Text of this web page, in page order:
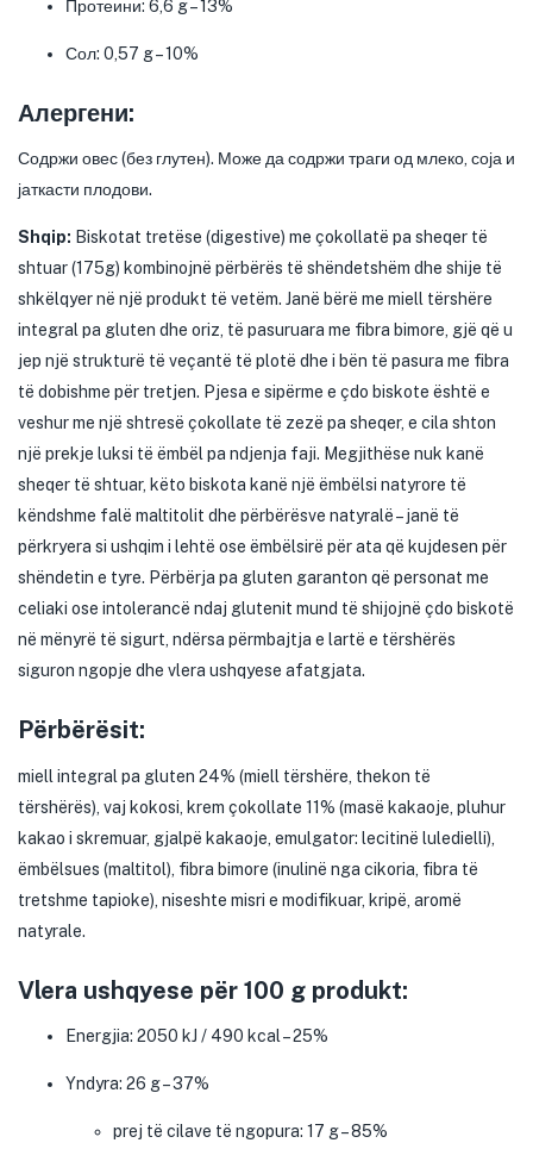
Протеини: 6,6 g – 13%
Сол: 0,57 g – 10%
Алергени:
Содржи овес (без глутен). Може да содржи траги од млеко, соја и
јаткасти плодови.
Shqip: Biskotat tretëse (digestive) me çokollatë pa sheqer të
shtuar (175g) kombinojnë përbërës të shëndetshëm dhe shije të
shkëlqyer në një produkt të vetëm. Janë bërë me miell tërshëre
integral pa gluten dhe oriz, të pasuruara me fibra bimore, gjë që u
jep një strukturë të veçantë të plotë dhe i bën të pasura me fibra
të dobishme për tretjen. Pjesa e sipërme e çdo biskote është e
veshur me një shtresë çokollate të zezë pa sheqer, e cila shton
një prekje luksi të ëmbël pa ndjenja faji. Megjithëse nuk kanë
sheqer të shtuar, këto biskota kanë një ëmbëlsi natyrore të
këndshme falë maltitolit dhe përbërësve natyralë – janë të
përkryera si ushqim i lehtë ose ëmbëlsirë për ata që kujdesen për
shëndetin e tyre. Përbërja pa gluten garanton që personat me
celiaki ose intolerancë ndaj glutenit mund të shijojnë çdo biskotë
në mënyrë të sigurt, ndërsa përmbajtja e lartë e tërshërës
siguron ngopje dhe vlera ushqyese afatgjata.
Përbërësit:
miell integral pa gluten 24% (miell tërshëre, thekon të
tërshërës), vaj kokosi, krem çokollate 11% (masë kakaoje, pluhur
kakao i skremuar, gjalpë kakaoje, emulgator: lecitinë luledielli),
ëmbëlsues (maltitol), fibra bimore (inulinë nga cikoria, fibra të
tretshme tapioke), niseshte misri e modifikuar, kripë, aromë
natyrale.
Vlera ushqyese për 100 g produkt:
Energjia: 2050 kJ / 490 kcal – 25%
Yndyra: 26 g – 37%
prej të cilave të ngopura: 17 g – 85%